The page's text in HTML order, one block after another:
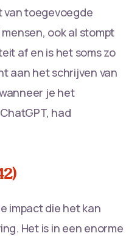
toegevoegde
ook al stompt
af en is het soms zo
aan het schrijven van
je het
had
impact die het kan
Het is in een enorme